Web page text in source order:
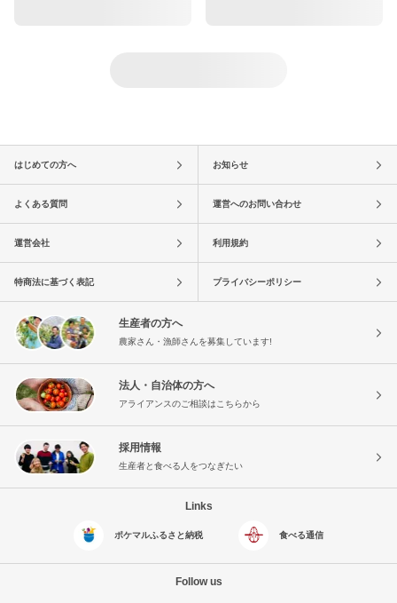
はじめての方へ お知らせ
よくある質問 運営へのお問い合わせ
運営会社 利用規約
特商法に基づく表記 プライバシーポリシー
生産者の方へ
農家さん・漁師さんを募集しています!
法人・自治体の方へ
アライアンスのご相談はこちらから
採用情報
生産者と食べる人をつなぎたい
Links
ポケマルふるさと納税 食べる通信
Follow us